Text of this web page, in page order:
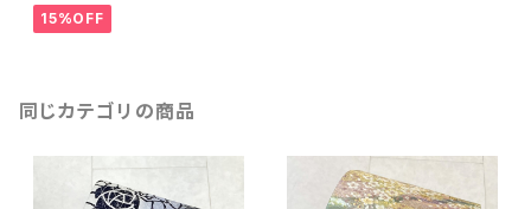
15%OFF
同じカテゴリの商品